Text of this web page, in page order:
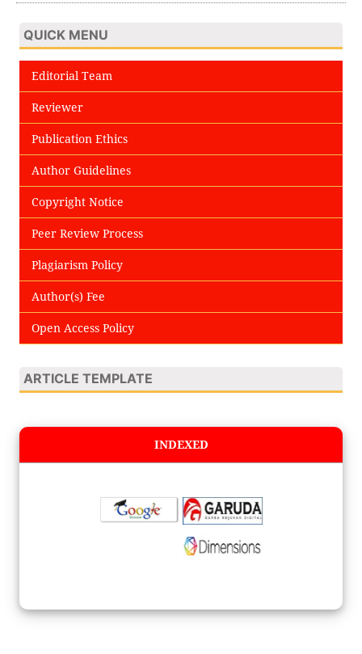
QUICK MENU
Editorial Team
Reviewer
Publication Ethics
Author Guidelines
Copyright Notice
Peer Review Process
Plagiarism Policy
Author(s) Fee
Open Access Policy
ARTICLE TEMPLATE
INDEXED